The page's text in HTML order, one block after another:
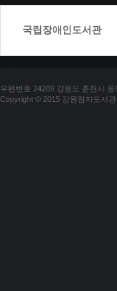
국립장애인도서관
우편번호 24209 강원도 춘천시
Copyright © 2015 강원점자도서